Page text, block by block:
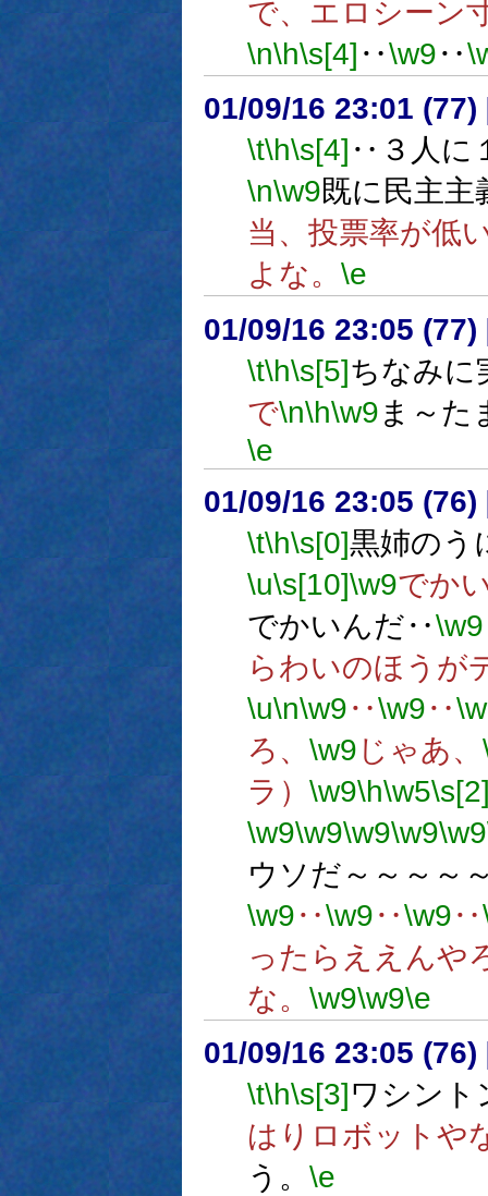
で、エロシーン
\n\h\s[4] ‥\w9‥
01/09/16 23:01 (77)
\t\h\s[4] ‥３人に
\n\w9既に民主
当、投票率が低
よな。 \e
01/09/16 23:05 (77)
\t\h\s[5]ちなみに
で\n\h\w9ま～た
\e
01/09/16 23:05 (76)
\t\h\s[0]黒姉のう
\u\s[10]\w9でか
でかいんだ‥\w9
らわいのほうが
\u\n\w9‥\w9‥
ろ、 \w9 じゃあ、
ラ） \w9\h\w5
\w9\w9\w9\w9\w9
ウソだ～～～～
\w9‥\w9‥\w9‥
ったらええんや
な。 \w9\w9\e
01/09/16 23:05 (76)
\t\h\s[3]ワシント
はりロボットや
う。 \e